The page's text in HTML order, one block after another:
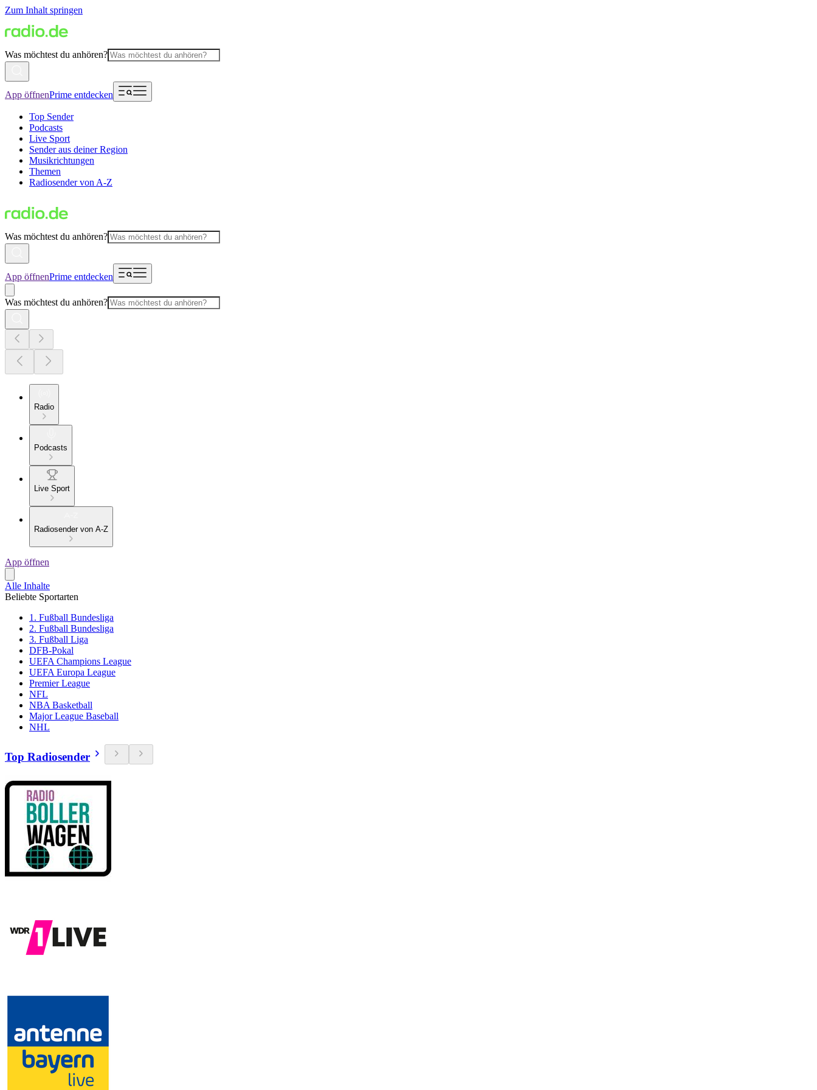
Zum Inhalt springen
Was möchtest du anhören?
App öffnenPrime entdecken
Top Sender
Podcasts
Live Sport
Sender aus deiner Region
Musikrichtungen
Themen
Radiosender von A-Z
Was möchtest du anhören?
App öffnenPrime entdecken
Was möchtest du anhören?
Radio
Podcasts
Live Sport
Radiosender von A-Z
App öffnen
Alle Inhalte
Beliebte Sportarten
1. Fußball Bundesliga
2. Fußball Bundesliga
3. Fußball Liga
DFB-Pokal
UEFA Champions League
UEFA Europa League
Premier League
NFL
NBA Basketball
Major League Baseball
NHL
Top Radiosender